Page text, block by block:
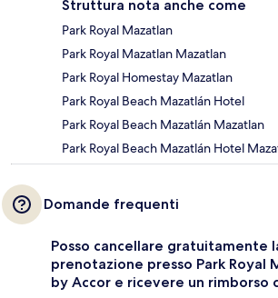
Struttura nota anche come
Park Royal Mazatlan
Park Royal Mazatlan Mazatlan
Park Royal Homestay Mazatlan
Park Royal Beach Mazatlán Hotel
Park Royal Beach Mazatlán Mazatlan
Park Royal Beach Mazatlán Hotel
Domande frequenti
Posso cancellare gratuitamente
prenotazione presso Park Royal
by Accor e ricevere un rimborso